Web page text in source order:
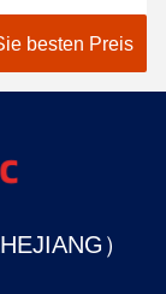
Reihe
besten Preis
）